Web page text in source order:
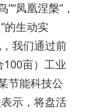
凤凰涅槃”，
的生动实
我们通过前
亩）工业
节能科技公
示，将盘活